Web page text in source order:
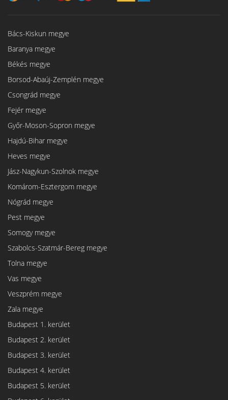
Bács-Kiskun megye
Baranya megye
Békés megye
Borsod-Abaúj-Zemplén megye
Csongrád megye
Fejér megye
Győr-Moson-Sopron megye
Hajdú-Bihar megye
Heves megye
Jász-Nagykun-Szolnok megye
Komárom-Esztergom megye
Nógrád megye
Pest megye
Somogy megye
Szabolcs-Szatmár-Bereg megye
Tolna megye
Vas megye
Veszprém megye
Zala megye
Budapest 1. kerület
Budapest 2. kerület
Budapest 3. kerület
Budapest 4. kerület
Budapest 5. kerület